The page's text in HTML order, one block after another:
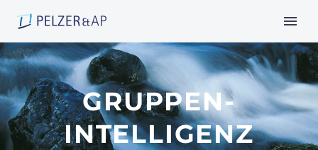
GRUPPEN-
INTELLIGENZ